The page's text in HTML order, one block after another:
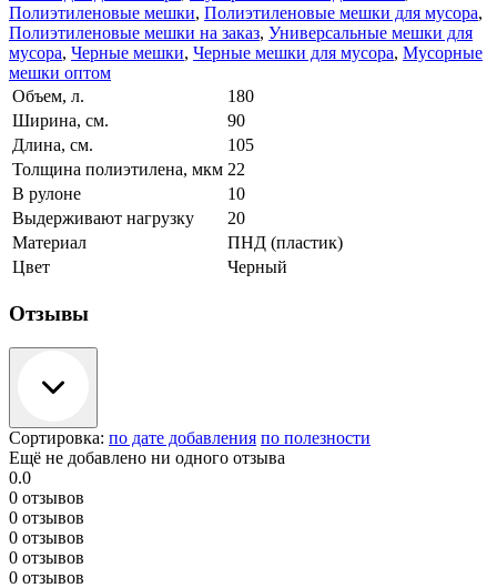
Полиэтиленовые мешки, Полиэтиленовые мешки для мусора,
Полиэтиленовые мешки на заказ, Универсальные мешки для
мусора, Черные мешки, Черные мешки для мусора, Мусорные
мешки оптом
Объем, л.
180
Ширина, см.
90
Длина, см.
105
Толщина полиэтилена, мкм 22
В рулоне
10
Выдерживают нагрузку
20
Материал
ПНД (пластик)
Цвет
Черный
Отзывы
Сортировка: по дате добавления по полезности
Ещё не добавлено ни одного отзыва
0.0
0 отзывов
0 отзывов
0 отзывов
0 отзывов
0 отзывов